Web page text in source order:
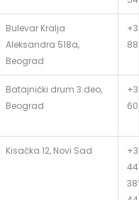
Bulevar Kralja
Aleksandra 518a,
Beograd
Batajnički drum 3.deo,
Beograd
Kisačka 12, Novi Sad